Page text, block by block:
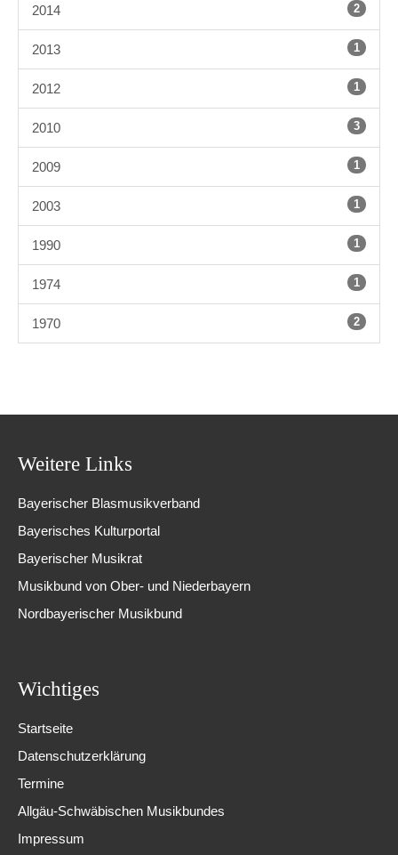
2014 2
2013 1
2012 1
2010 3
2009 1
2003 1
1990 1
1974 1
1970 2
Weitere Links
Bayerischer Blasmusikverband
Bayerisches Kulturportal
Bayerischer Musikrat
Musikbund von Ober- und Niederbayern
Nordbayerischer Musikbund
Wichtiges
Startseite
Datenschutzerklärung
Termine
Allgäu-Schwäbischen Musikbundes
Impressum